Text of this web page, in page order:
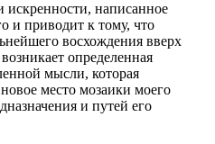
искренности, написанное
и приводит к тому, что
восхождения вверх
определенная
мысли, которая
место мозаики моего
и путей его